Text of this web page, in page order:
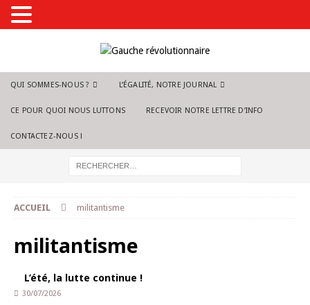
QUI SOMMES-NOUS ? L’ÉGALITÉ, NOTRE JOURNAL
CE POUR QUOI NOUS LUTTONS RECEVOIR NOTRE LETTRE D’INFO
CONTACTEZ-NOUS !
ACCUEIL militantisme
militantisme
L’été, la lutte continue !
30/07/2026